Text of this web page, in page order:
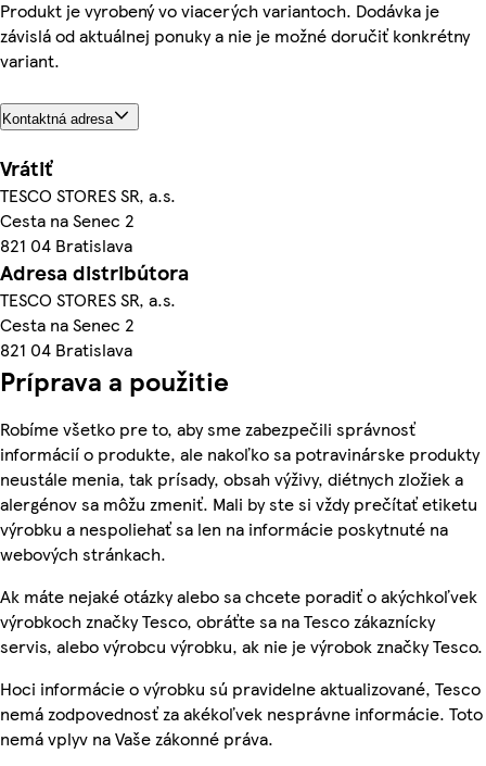
Produkt je vyrobený vo viacerých variantoch. Dodávka je
závislá od aktuálnej ponuky a nie je možné doručiť konkrétny
variant.
Kontaktná adresa
Vrátiť
TESCO STORES SR, a.s.
Cesta na Senec 2
821 04 Bratislava
Adresa distribútora
TESCO STORES SR, a.s.
Cesta na Senec 2
821 04 Bratislava
Príprava a použitie
Robíme všetko pre to, aby sme zabezpečili správnosť
informácií o produkte, ale nakoľko sa potravinárske produkty
neustále menia, tak prísady, obsah výživy, diétnych zložiek a
alergénov sa môžu zmeniť. Mali by ste si vždy prečítať etiketu
výrobku a nespoliehať sa len na informácie poskytnuté na
webových stránkach.
Ak máte nejaké otázky alebo sa chcete poradiť o akýchkoľvek
výrobkoch značky Tesco, obráťte sa na Tesco zákaznícky
servis, alebo výrobcu výrobku, ak nie je výrobok značky Tesco.
Hoci informácie o výrobku sú pravidelne aktualizované, Tesco
nemá zodpovednosť za akékoľvek nesprávne informácie. Toto
nemá vplyv na Vaše zákonné práva.